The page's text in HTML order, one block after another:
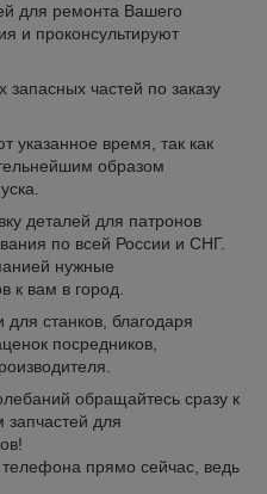
для ремонта Вашего
и проконсультируют
частей по заказу
указанное время, так как
образом
деталей для патронов
по всей России и СНГ.
нужные
к вам в город.
станков, благодаря
посредников,
обращайтесь сразу к
запчастей для
прямо сейчас, ведь